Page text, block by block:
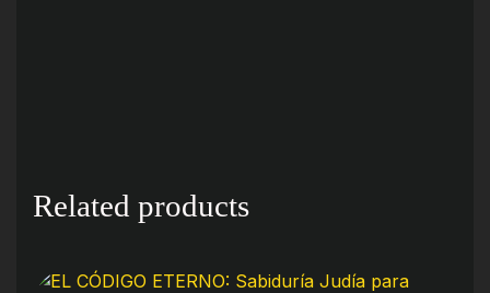
Related products